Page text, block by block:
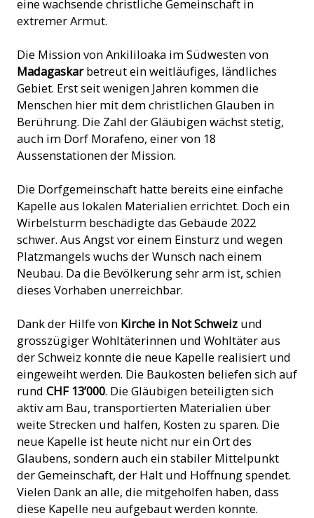
eine wachsende christliche Gemeinschaft in
extremer Armut.
Die Mission von Ankililoaka im Südwesten von
Madagaskarbetreut ein weitläufiges, ländliches
Gebiet. Erst seit wenigen Jahren kommen die
Menschen hier mit dem christlichen Glauben in
Berührung. Die Zahl der Gläubigen wächst stetig,
auch im Dorf Morafeno, einer von 18
Aussenstationen der Mission.
Die Dorfgemeinschaft hatte bereits eine einfache
Kapelle aus lokalen Materialien errichtet. Doch ein
Wirbelsturm beschädigte das Gebäude 2022
schwer. Aus Angst vor einem Einsturz und wegen
Platzmangels wuchs der Wunsch nach einem
Neubau. Da die Bevölkerung sehr arm ist, schien
dieses Vorhaben unerreichbar.
Dank der Hilfe von Kirche in Not Schweiz und
grosszügiger Wohltäterinnen und Wohltäter aus
der Schweiz konnte die neue Kapelle realisiert und
eingeweiht werden. Die Baukosten beliefen sich auf
rund CHF 13’000. Die Gläubigen beteiligten sich
aktiv am Bau, transportierten Materialien über
weite Strecken und halfen, Kosten zu sparen. Die
neue Kapelle ist heute nicht nur ein Ort des
Glaubens, sondern auch ein stabiler Mittelpunkt
der Gemeinschaft, der Halt und Hoffnung spendet.
Vielen Dank an alle, die mitgeholfen haben, dass
diese Kapelle neu aufgebaut werden konnte.